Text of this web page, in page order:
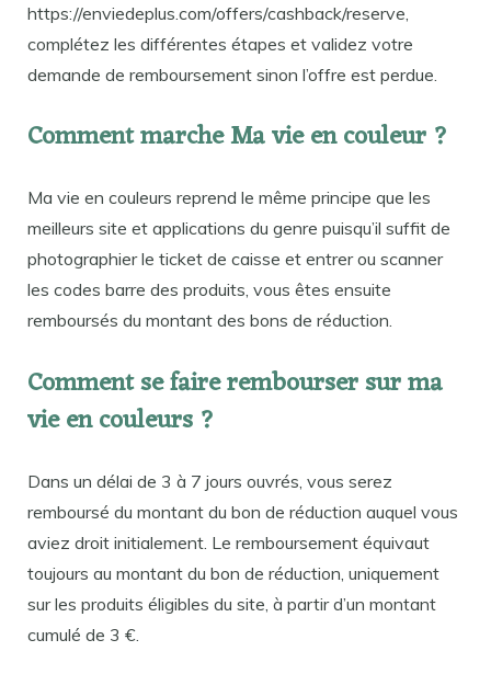
https://enviedeplus.com/offers/cashback/reserve,
complétez les différentes étapes et validez votre
demande de remboursement sinon l’offre est perdue.
Comment marche Ma vie en couleur ?
Ma vie en couleurs reprend le même principe que les
meilleurs site et applications du genre puisqu’il suffit de
photographier le ticket de caisse et entrer ou scanner
les codes barre des produits, vous êtes ensuite
remboursés du montant des bons de réduction.
Comment se faire rembourser sur ma
vie en couleurs ?
Dans un délai de 3 à 7 jours ouvrés, vous serez
remboursé du montant du bon de réduction auquel vous
aviez droit initialement. Le remboursement équivaut
toujours au montant du bon de réduction, uniquement
sur les produits éligibles du site, à partir d’un montant
cumulé de 3 €.